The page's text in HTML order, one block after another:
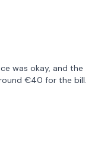
was okay, and the
€40 for the bill.